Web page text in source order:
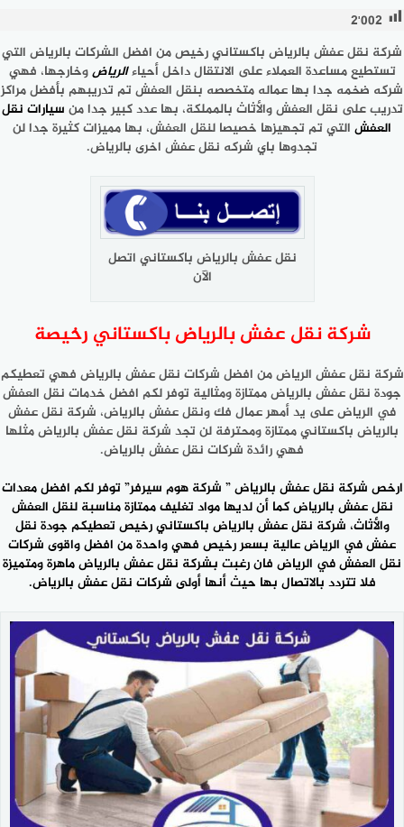
2٬002
شركة نقل عفش بالرياض باكستاني رخيص من افضل الشركات بالرياض التي
تستطيع مساعدة العملاء على الانتقال داخل أحياءالرياضوخارجها، فهي
شركه ضخمه جدا بها عماله متخصصه بنقل العفش تم تدريبهم بأفضل مراكز
تدريب على نقل العفش والأثاث بالمملكة، بها عدد كبير جدا من سيارات نقل
العفش التي تم تجهيزها خصيصا لنقل العفش، بها مميزات كثيرة جدا لن
تجدوها باي شركه نقل عفش اخرى بالرياض.
نقل عفش بالرياض باكستاني اتصل
الآن
شركة نقل عفش بالرياض باكستاني رخيصة
شركة نقل عفش الرياض من افضل شركات نقل عفش بالرياض فهي تعطيكم
جودة نقل عفش بالرياض ممتازة ومثالية توفر لكم افضل خدمات نقل العفش
في الرياض على يد أمهر عمال فك ونقل عفش بالرياض، شركة نقل عفش
بالرياض باكستاني ممتازة ومحترفة لن تجد شركة نقل عفش بالرياض مثلها
فهي رائدة شركات نقل عفش بالرياض.
ارخص شركة نقل عفش بالرياض ” شركة هوم سيرفر” توفر لكم افضل معدات
نقل عفش بالرياض كما أن لديها مواد تغليف ممتازة مناسبة لنقل العفش
والأثاث، شركة نقل عفش بالرياض باكستاني رخيص تعطيكم جودة نقل
عفش في الرياض عالية بسعر رخيص فهي واحدة من افضل واقوى شركات
نقل العفش في الرياض فان رغبت بشركة نقل عفش بالرياض ماهرة ومتميزة
فلا تتردد بالاتصال بها حيث أنها أولى شركات نقل عفش بالرياض.